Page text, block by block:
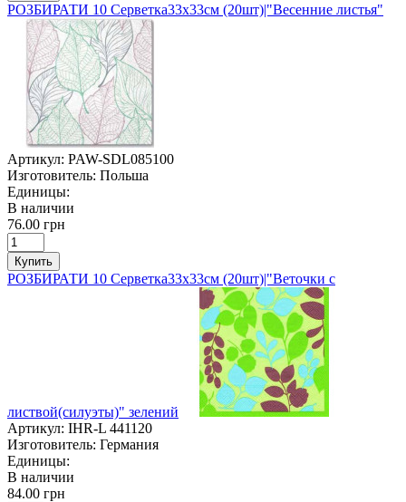
РОЗБИРАТИ 10 Серветка33х33см (20шт)|"Весенние листья"
Артикул: PAW-SDL085100
Изготовитель: Польша
Единицы:
В наличии
76.00 грн
Купить
РОЗБИРАТИ 10 Серветка33х33см (20шт)|"Веточки с
листвой(силуэты)" зелений
Артикул: IHR-L 441120
Изготовитель: Германия
Единицы:
В наличии
84.00 грн